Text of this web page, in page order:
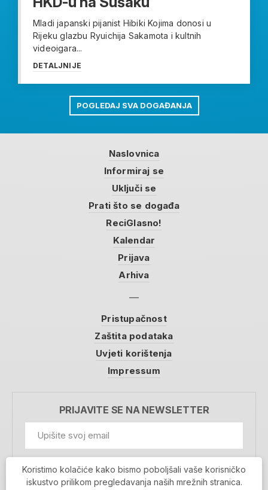
Mladi japanski pijanist Hibiki Kojima donosi u
Rijeku glazbu Ryuichija Sakamota i kultnih
videoigara...
DETALJNIJE
POGLEDAJ SVA DOGAĐANJA
Naslovnica
Informiraj se
Uključi se
Prati što se događa
ReciGlasno!
Kalendar
Prijava
Arhiva
Pristupačnost
Zaštita podataka
Uvjeti korištenja
Impressum
PRIJAVITE SE NA NEWSLETTER
Prihvaćam da se moji podaci spremaju u bazu
podataka i koriste u svrhu slanja MojaRijeka
Koristimo kolačiće kako bismo poboljšali vaše korisničko
iskustvo prilikom pregledavanja naših mrežnih stranica.